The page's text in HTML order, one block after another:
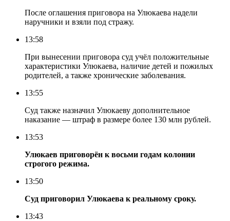
После оглашения приговора на Улюкаева надели
наручники и взяли под стражу.
13:58
При вынесении приговора суд учёл положительные
характеристики Улюкаева, наличие детей и пожилых
родителей, а также хронические заболевания.
13:55
Суд также назначил Улюкаеву дополнительное
наказание — штраф в размере более 130 млн рублей.
13:53
Улюкаев приговорён к восьми годам колонии
строгого режима.
13:50
Суд приговорил Улюкаева к реальному сроку.
13:43